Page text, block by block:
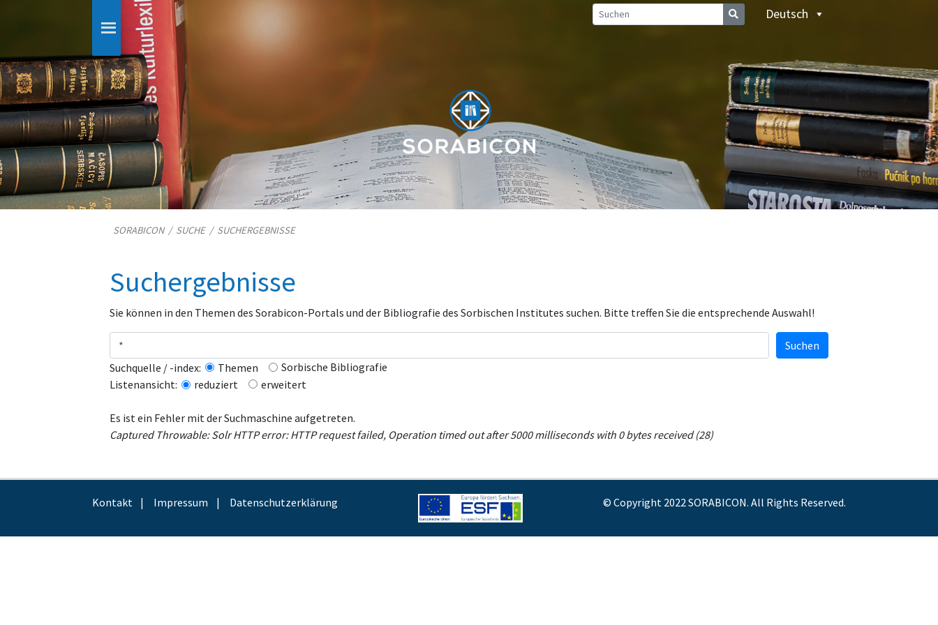
Deutsch
SORABICON/ SUCHE/ SUCHERGEBNISSE
Suchergebnisse
Sie können in den Themen des Sorabicon-Portals und der Bibliografie des Sorbischen Institutes suchen. Bitte treffen Sie die entsprechende Auswahl!
Suchquelle / -index: Themen
Sorbische Bibliografie
Listenansicht:
reduziert erweitert
Suchen
Es ist ein Fehler mit der Suchmaschine aufgetreten.
Captured Throwable: Solr HTTP error: HTTP request failed, Operation timed out after 5000 milliseconds with 0 bytes received (28)
Kontakt Impressum Datenschutzerklärung © Copyright 2022 SORABICON. All Rights Reserved.